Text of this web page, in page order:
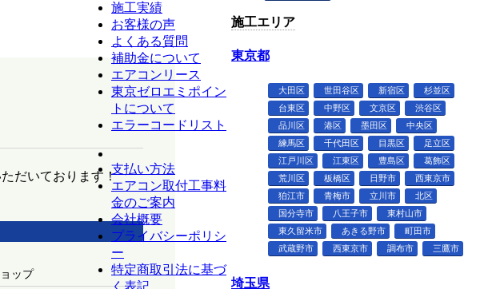
だいております！
ップ
施工エリア
東京都
大田区 世田谷区 新宿区
杉並区
台東区
中野区 文京区
渋谷区
品川区
港区 墨田区
中央区
練馬区
千代田区 目黒区
足立区
江戸川区
江東区 豊島区
葛飾区
荒川区
板橋区 日野市
西東京市
狛江市
青梅市 立川市
北区
国分寺市
八王子市
東村山市
東久留米市
あきる野市
町田市
武蔵野市
西東京市 調布市 三鷹市
埼玉県
施工実績
お客様の声
よくある質問
補助金について
エアコンリース
東京ゼロエミポイン
トについて
エラーコードリスト
支払い方法
エアコン取付工事料
金のご案内
会社概要
プライバシーポリシ
ー
特定商取引法に基づ
く表記